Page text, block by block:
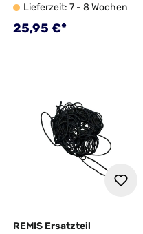
Lieferzeit: 7 - 8 Wochen
Regulärer Preis:
25,95 €*
REMIS Ersatzteil